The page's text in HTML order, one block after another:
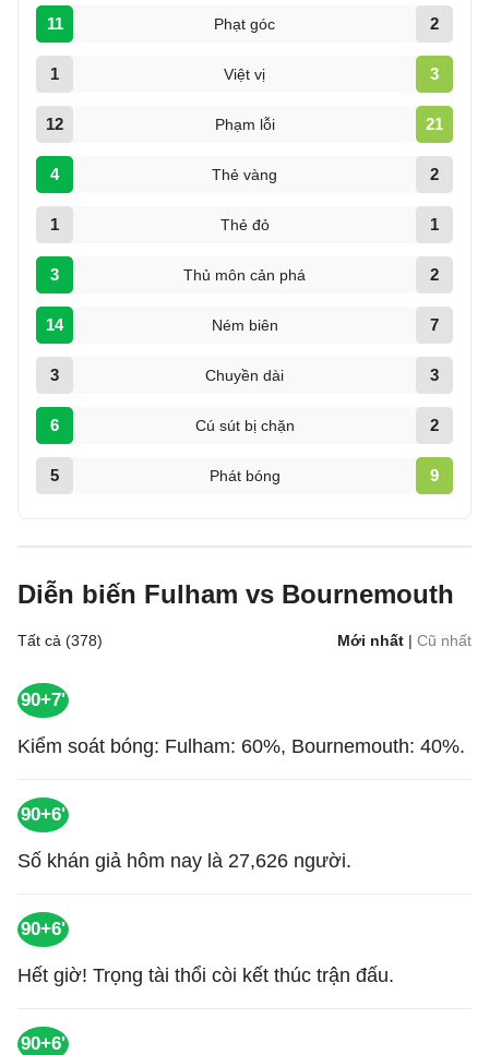
11 Phạt góc 2
1 Việt vị 3
12 Phạm lỗi 21
4 Thẻ vàng 2
1 Thẻ đỏ 1
3 Thủ môn cản phá 2
14 Ném biên 7
3 Chuyền dài 3
6 Cú sút bị chặn 2
5 Phát bóng 9
Diễn biến Fulham vs Bournemouth
Tất cả (378) Mới nhất | Cũ nhất
90+7'
Kiểm soát bóng: Fulham: 60%, Bournemouth: 40%.
90+6'
Số khán giả hôm nay là 27,626 người.
90+6'
Hết giờ! Trọng tài thổi còi kết thúc trận đấu.
90+6'